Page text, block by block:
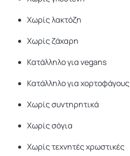
Χωρίς λακτόζη
Χωρίς ζάχαρη
Κατάλληλο για vegans
Κατάλληλο για χορτοφάγους
Χωρίς συντηρητικά
Χωρίς σόγια
Χωρίς τεχνητές χρωστικές